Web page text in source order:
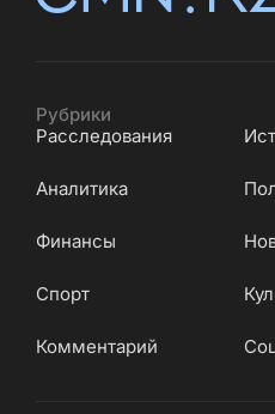
Рубрики
Расследования
Аналитика
Финансы
Cпорт
Комментарий